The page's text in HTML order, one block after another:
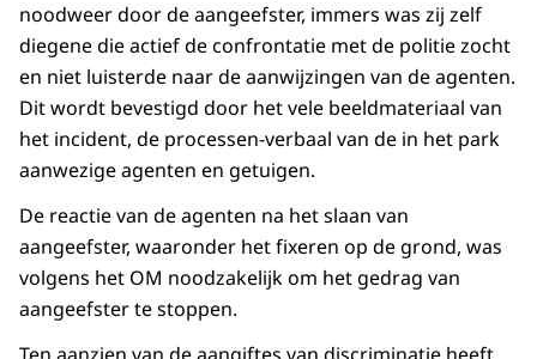
noodweer door de aangeefster, immers was zij zelf
diegene die actief de confrontatie met de politie zocht
en niet luisterde naar de aanwijzingen van de agenten.
Dit wordt bevestigd door het vele beeldmateriaal van
het incident, de processen-verbaal van de in het park
aanwezige agenten en getuigen.
De reactie van de agenten na het slaan van
aangeefster, waaronder het fixeren op de grond, was
volgens het OM noodzakelijk om het gedrag van
aangeefster te stoppen.